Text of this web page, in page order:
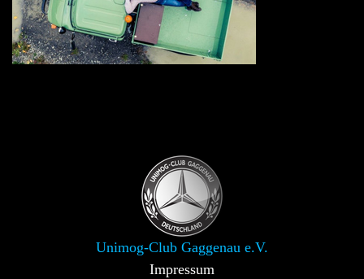
Unimog-Club Gaggenau e.V.
Impressum